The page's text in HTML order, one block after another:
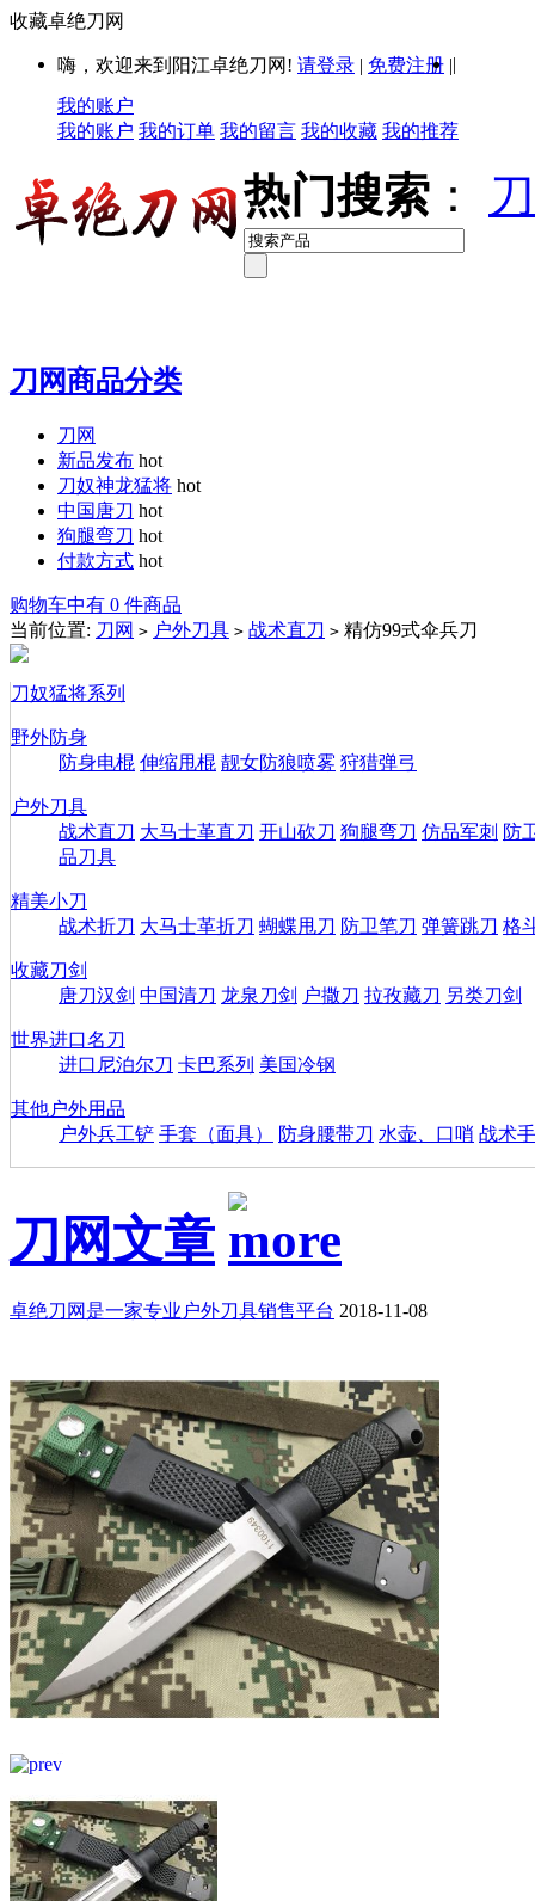
收藏卓绝刀网
嗨，欢迎来到阳江卓绝刀网! 请登录 | 免费注册 ||
我的账户
我的账户 我的订单 我的留言 我的收藏 我的推荐
热门搜索 ：
刀网商品分类
刀网
新品发布 hot
刀奴神龙猛将 hot
中国唐刀 hot
狗腿弯刀 hot
付款方式 hot
购物车中有 0 件商品
当前位置: 刀网 > 户外刀具 > 战术直刀 > 精仿99式伞兵刀
刀奴猛将系列
野外防身
防身电棍 伸缩甩棍 靓女防狼喷雾 狩猎弹弓
户外刀具
战术直刀 大马士革直刀 开山砍刀 狗腿弯刀 仿品军刺 防
品刀具
精美小刀
战术折刀 大马士革折刀 蝴蝶甩刀 防卫笔刀 弹簧跳刀 格
收藏刀剑
唐刀汉剑 中国清刀 龙泉刀剑 户撒刀 拉孜藏刀 另类刀剑
世界进口名刀
进口尼泊尔刀 卡巴系列 美国冷钢
其他户外用品
户外兵工铲 手套（面具） 防身腰带刀 水壶、口哨 战术
刀网文章
卓绝刀网是一家专业户外刀具销售平台 2018-11-08